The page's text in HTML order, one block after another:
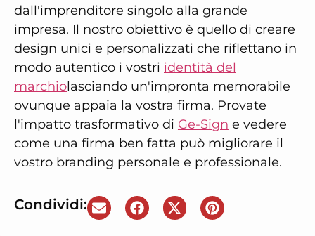
dall'imprenditore singolo alla grande
impresa. Il nostro obiettivo è quello di creare
design unici e personalizzati che riflettano in
modo autentico i vostri identità del
marchiolasciando un'impronta memorabile
ovunque appaia la vostra firma. Provate
l'impatto trasformativo di Ge-Sign e vedere
come una firma ben fatta può migliorare il
vostro branding personale e professionale.
Condividi: